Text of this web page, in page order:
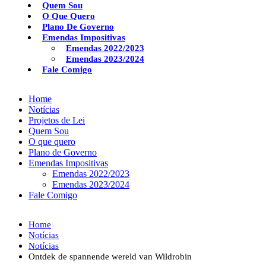
Quem Sou
O Que Quero
Plano De Governo
Emendas Impositivas
Emendas 2022/2023
Emendas 2023/2024
Fale Comigo
Home
Notícias
Projetos de Lei
Quem Sou
O que quero
Plano de Governo
Emendas Impositivas
Emendas 2022/2023
Emendas 2023/2024
Fale Comigo
Home
Notícias
Notícias
Ontdek de spannende wereld van Wildrobin